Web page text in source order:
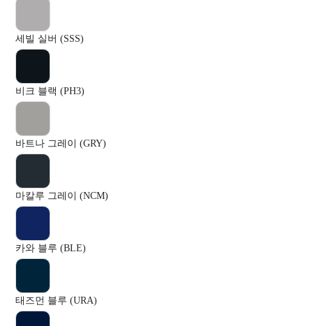
세빌 실버 (SSS)
비크 블랙 (PH3)
바트나 그레이 (GRY)
마칼루 그레이 (NCM)
카와 블루 (BLE)
태즈먼 블루 (URA)